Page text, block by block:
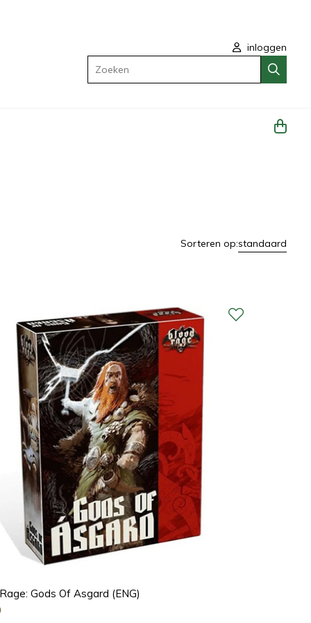
inloggen
Zoeken
Sorteren op:standaard
Gods Of Asgard (ENG)